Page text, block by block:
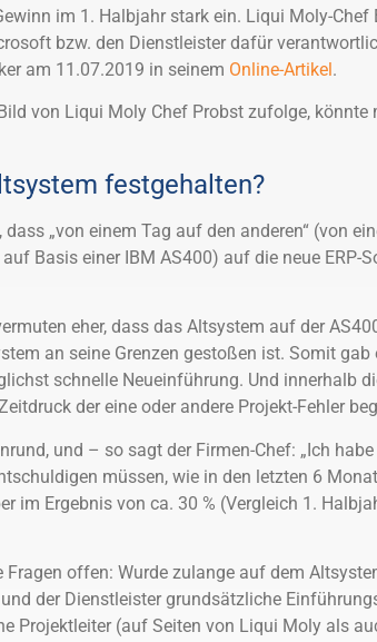
im 1. Halbjahr stark ein. Liqui Moly-Chef
bzw. den Dienstleister dafür
am 11.07.2019 in seinem Online-Artikel.
von Liqui Moly Chef Probst zufolge, könnte
festgehalten?
„von einem Tag auf den anderen“ (von
Basis einer IBM AS400) auf die neue ERP-
eher, dass das Altsystem auf der
an seine Grenzen gestoßen ist. Somit gab
schnelle Neueinführung. Und innerhalb
der eine oder andere Projekt-Fehler
und – so sagt der Firmen-Chef: „Ich
müssen, wie in den letzten 6
im Ergebnis von ca. 30 % (Vergleich 1.
Fragen offen: Wurde zulange auf dem
der Dienstleister grundsätzliche
Projektleiter (auf Seiten von Liqui Moly als